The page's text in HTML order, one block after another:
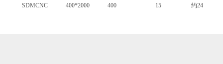
SDMCNC
400*2000 400 15 约24